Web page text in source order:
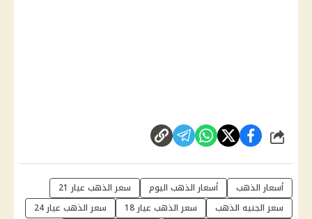
شارك
أسعار الذهب أسعار الذهب اليوم
سعر الذهب عيار 21
سعر الجنيه الذهب
سعر الذهب عيار 18
سعر الذهب عيار 24